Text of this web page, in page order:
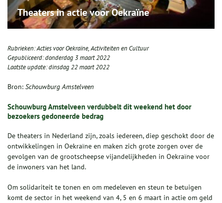
Theaters in actie voor Oekraïne
Rubrieken:Acties voor Oekraïne,Activiteiten en Cultuur
Gepubliceerd:donderdag 3 maart 2022
Laatste update:dinsdag 22 maart 2022
Bron: Schouwburg Amstelveen
Schouwburg Amstelveen verdubbelt dit weekend het door
bezoekers gedoneerde bedrag
De theaters in Nederland zijn, zoals iedereen, diep geschokt door de
ontwikkelingen in Oekraïne en maken zich grote zorgen over de
gevolgen van de grootscheepse vijandelijkheden in Oekraïne voor
de inwoners van het land.
Om solidariteit te tonen en om medeleven en steun te betuigen
komt de sector in het weekend van 4, 5 en 6 maart in actie om geld